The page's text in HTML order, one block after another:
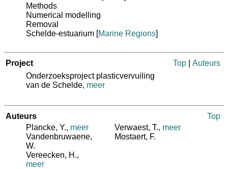
Methods
Numerical modelling
Removal
Schelde-estuarium [Marine Regions]
Project Top
Auteurs
Onderzoeksproject plasticvervuiling
van de Schelde, meer
Auteurs
Top
Plancke, Y., meer
Vandenbruwaene,
W.
Vereecken, H.,
meer
Verwaest, T., meer
Mostaert, F.